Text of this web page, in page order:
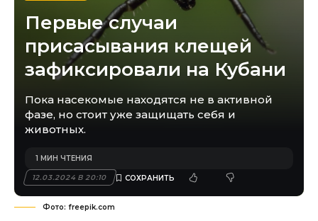
Первые случаи
присасывания клещей
зафиксировали на Кубани
Пока насекомые находятся не в активной
фазе, но стоит уже защищать себя и
животных.
12.03.2024 В 20:10
1 МИН ЧТЕНИЯ
Фото: freepik.com